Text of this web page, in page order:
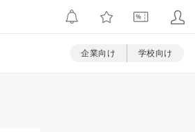
企業向け 学校向け